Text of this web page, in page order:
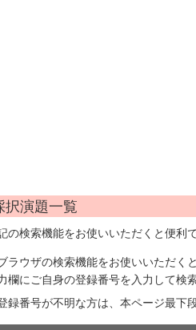
択演題一覧
の検索機能をお使いいただくと便利
ラウザの検索機能をお使いいただく
欄にご自身の登録番号を入力して検
録番号が不明な方は、本ページ最下